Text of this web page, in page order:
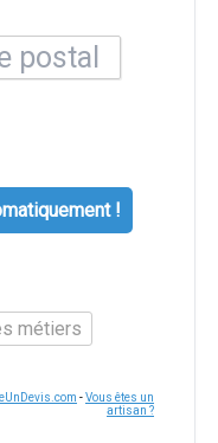
!
métiers
-Vous êtes un
artisan ?